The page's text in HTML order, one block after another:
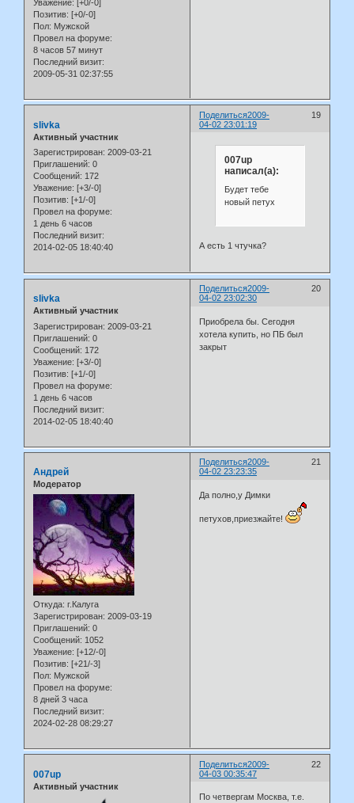
Уважение: [+0/-0]
Позитив: [+0/-0]
Пол: Мужской
Провел на форуме:
8 часов 57 минут
Последний визит:
2009-05-31 02:37:55
Поделиться 19
2009-
04-02 23:01:19
slivka
Активный участник
Зарегистрирован: 2009-03-21
Приглашений: 0
Сообщений: 172
Уважение: [+3/-0]
Позитив: [+1/-0]
Провел на форуме:
1 день 6 часов
Последний визит:
2014-02-05 18:40:40
007up
написал(а):
Будет тебе
новый петух
А есть 1 чтучка?
Поделиться 20
2009-
04-02 23:02:30
slivka
Активный участник
Зарегистрирован: 2009-03-21
Приглашений: 0
Сообщений: 172
Уважение: [+3/-0]
Позитив: [+1/-0]
Провел на форуме:
1 день 6 часов
Последний визит:
2014-02-05 18:40:40
Приобрела бы. Сегодня
хотела купить, но ПБ был
закрыт
Поделиться 21
2009-
04-02 23:23:35
Андрей
Модератор
Откуда: г.Калуга
Зарегистрирован: 2009-03-19
Приглашений: 0
Сообщений: 1052
Уважение: [+12/-0]
Позитив: [+21/-3]
Пол: Мужской
Провел на форуме:
8 дней 3 часа
Последний визит:
2024-02-28 08:29:27
Да полно,у Димки
петухов,приезжайте!
Поделиться 22
2009-
04-03 00:35:47
007up
Активный участник
По четвергам Москва, т.е.